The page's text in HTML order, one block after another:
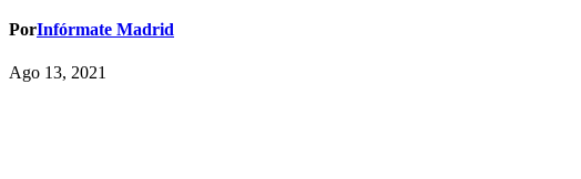
PorInfórmate Madrid
Ago 13, 2021